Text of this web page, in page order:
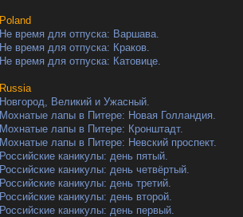
Poland
Не время для отпуска: Варшава.
Не время для отпуска: Краков.
Не время для отпуска: Катовице.
Russia
Новгород, Великий и Ужасный.
Мохнатые лапы в Питере: Новая Голландия.
Мохнатые лапы в Питере: Кронштадт.
Мохнатые лапы в Питере: Невский проспект.
Российские каникулы: день пятый.
Российские каникулы: день четвёртый.
Российские каникулы: день третий.
Российские каникулы: день второй.
Российские каникулы: день первый.